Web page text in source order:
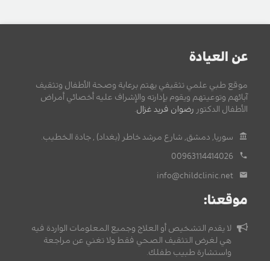
عن العيادة
موقع طبي علمي تثقيفي يهتم برعاية وصحة الأطفال وتثقيف
آبائهم وتوعيتهم ويقوم بإدارته والإشراف عليه أخصائي أمراض
الأطفال الدكتور رضوان فريد غزال
سوريا, دمشق, شارع مرشد خاطر (بغداد) , جادة الخطيب.
00963114414026
info@childclinic.net
موقعنا:
لا يقدم التشخيص أو العلاج وجميع المعلومات الواردة فيه
هي لغرض التثقيف الصحي فقط ولا تغني عن مراجعة
واستشارة طبيب طفلك.